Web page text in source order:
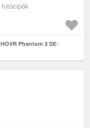
Phantom 3 SE